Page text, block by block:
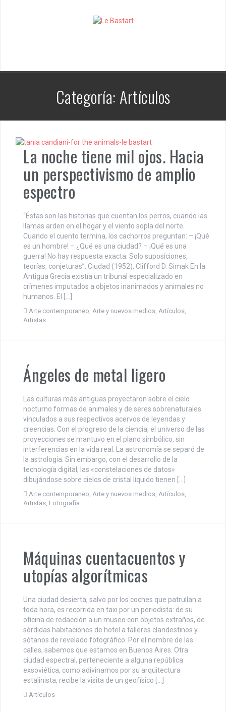
Categoría: Artículos
La noche tiene mil ojos. Hacia
un perspectivismo de amplio
espectro
“Éstas son las historias que cuentan los perros, cuando las
llamas arden en el hogar y el viento sopla del norte.
Cuando el cuento termina, los cachorros preguntan: – ¡Qué
es un hombre! – ¿Qué es una ciudad? – ¡Qué es una
guerra! No hay respuesta exacta. Solo suposiciones,
teorías, conjeturas”. Ciudad (1952), Clifford D. Simak En la
Antigua Grecia existía un tribunal especializado en
crímenes imputados a objetos inanimados y animales no
humanos. El […]
Arte contemporaneo Arte y nuevos medios Artículos
Artistas
Ángeles de metal ligero
Las culturas más antiguas proyectaron sobre el cielo
nocturno formas de animales y de seres sobrenaturales
vinculados a sus respectivos acervos de leyendas y
creencias. Con el progreso de la ciencia, el universo de las
proyecciones se mantuvo en el plano simbólico, sin
interferencias en la vida real. La astronomía se separó de
la astrología. Sin embargo, con el desarrollo de la
tecnología digital, las «constelaciones de datos»
dibujándose sobre cielos de cristal líquido tienen […]
Arte contemporaneo Arte y nuevos medios Artículos
Artistas Fotografía
Máquinas cuentacuentos y
utopías algorítmicas
Una ciudad desierta, salvo por los coches que patrullan a
toda hora, es recorrida en taxi por un periodista: de su
oficina de redacción a un museo con objetos extraños, de
sórdidas habitaciones de hotel a talleres clandestinos y
sótanos de revelado fotográfico. Por el nombre de las
calles, sabemos que estamos en Buenos Aires. Otra
ciudad espectral, perteneciente a alguna república
exsoviética, como adivinamos por su arquitectura
estalinista, recibe la visita de un geofísico […]
Artículos